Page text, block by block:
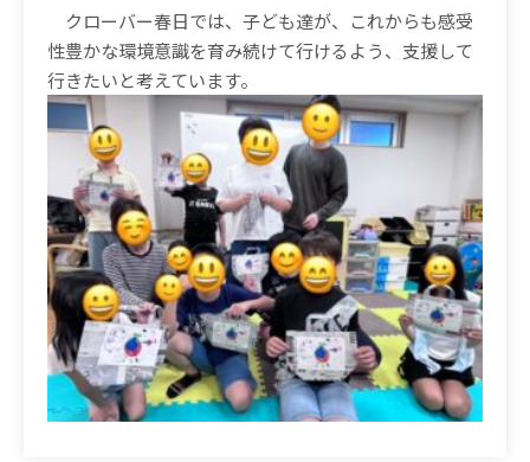
クローバー春日では、子ども達が、これからも感受
性豊かな環境意識を育み続けて行けるよう、支援して
行きたいと考えています。